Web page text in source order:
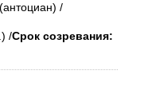
Срок созревания